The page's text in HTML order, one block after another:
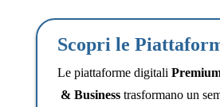
Scopri le
Le piattaforme digitali
& Business trasformano un